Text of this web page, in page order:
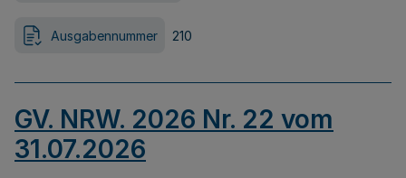
Ausgabennummer 210
GV. NRW. 2026 Nr. 22 vom
31.07.2026